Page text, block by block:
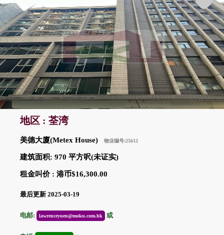
地区 : 荃湾
美德大廈(Metex House) 物业编号:25612
建筑面积: 970 平方呎(未证实)
租金叫价 : 港币$16,300.00
最后更新 2025-03-19
电邮: lawrenceyuen@moku.com.hk 或